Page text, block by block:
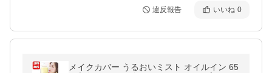
違反報告 いいね 0
メイクカバー うるおいミスト オイルイン 65